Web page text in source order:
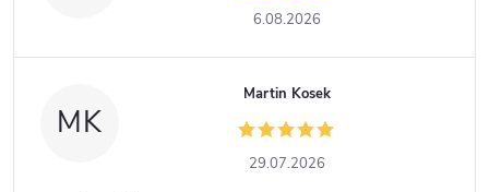
6.08.2026
MK
Martin Kosek
29.07.2026